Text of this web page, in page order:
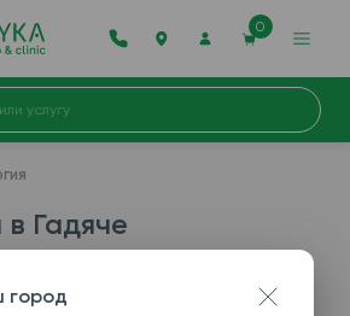
0
Гадяче
услуга недоступна в вашем
город